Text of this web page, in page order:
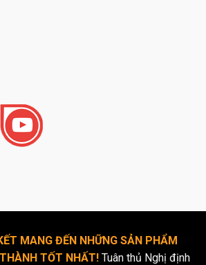
MANG ĐẾN NHỮNG SẢN PHẨM
TỐT NHẤT! Tuân thủ Nghị định